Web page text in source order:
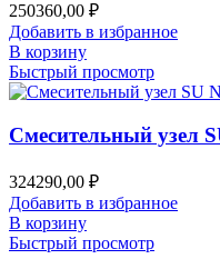
250360,00 ₽
Добавить в избранное
В корзину
Быстрый просмотр
Смесительный узел
324290,00 ₽
Добавить в избранное
В корзину
Быстрый просмотр